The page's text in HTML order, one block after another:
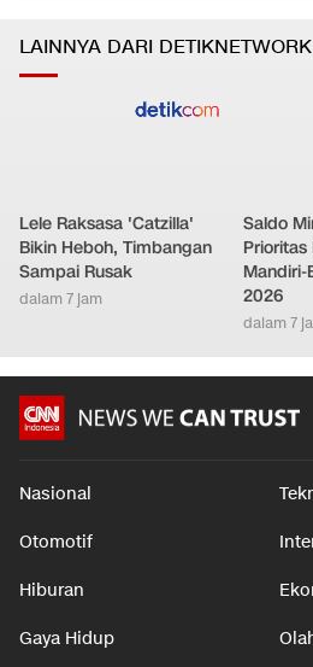
LAINNYA DARI DETIKNETWORK
Lele Raksasa 'Catzilla'
Bikin Heboh, Timbangan
Sampai Rusak
dalam 7 jam
Saldo
Prioritas
Mandiri-
2026
dalam 7
Nasional
Otomotif
Hiburan
Gaya Hidup